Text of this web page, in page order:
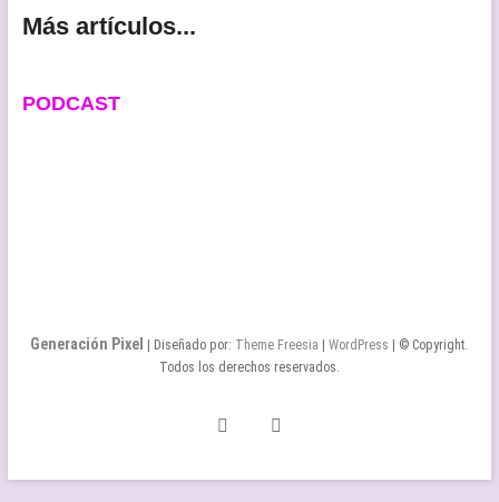
Más artículos...
PODCAST
Generación Pixel | Diseñado por: Theme Freesia |WordPress | © Copyright.
Todos los derechos reservados.
Twitter